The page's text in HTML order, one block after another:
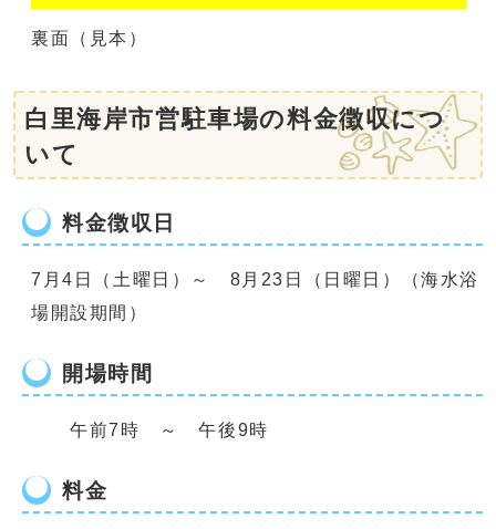
裏面（見本）
白里海岸市営駐車場の料金徴収につ
いて
料金徴収日
7月4日（土曜日）～ 8月23日（日曜日）（海水浴
場開設期間）
開場時間
午前7時 ～ 午後9時
料金